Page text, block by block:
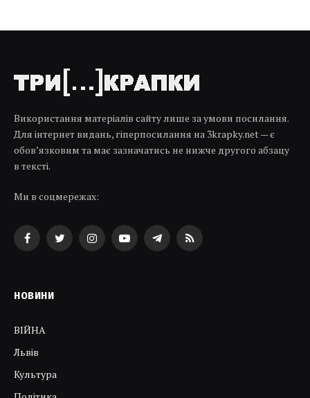
Використання матеріалів сайту лише за умови посилання.
Для інтернет видань, гіперпосилання на 3krapky.net — є
обов’язковим та має зазначатись не нижче другого абзацу
в тексті.
Ми в соцмережах:
FacebookTwitterInstagramYouTubeTelegramRSS
НОВИНИ
ВІЙНА
Львів
Культура